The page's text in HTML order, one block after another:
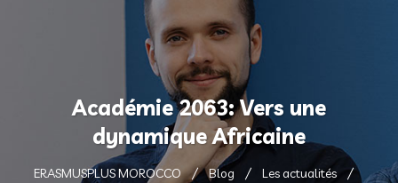
Académie 2063: Vers une
dynamique Africaine
ERASMUSPLUS MOROCCO Blog
Les actualités